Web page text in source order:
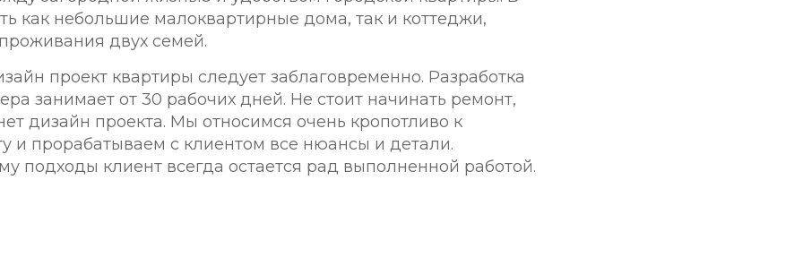
как небольшие малоквартирные дома, так и коттеджи,
двух семей.
проект квартиры следует заблаговременно. Разработка
занимает от 30 рабочих дней. Не стоит начинать ремонт,
дизайн проекта. Мы относимся очень кропотливо к
и прорабатываем с клиентом все нюансы и детали.
подходы клиент всегда остается рад выполненной работой.